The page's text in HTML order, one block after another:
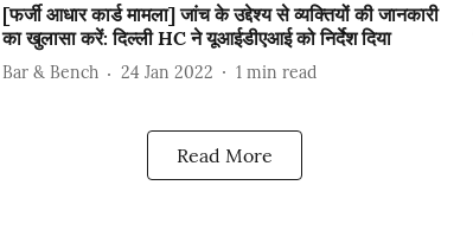
[फर्जी आधार कार्ड मामला] जांच के उद्देश्य से व्यक्तियों की जानकारी
का खुलासा करें: दिल्ली HC ने यूआईडीएआई को निर्देश दिया
Bar & Bench 24 Jan 2022 1 min read
Read More